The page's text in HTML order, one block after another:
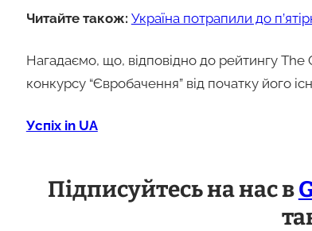
Читайте також: Україна потрапили до
Нагадаємо, що, відповідно до рейтингу
конкурсу “Євробачення” від початку його
Успіх in UA
Підписуйтесь на нас в